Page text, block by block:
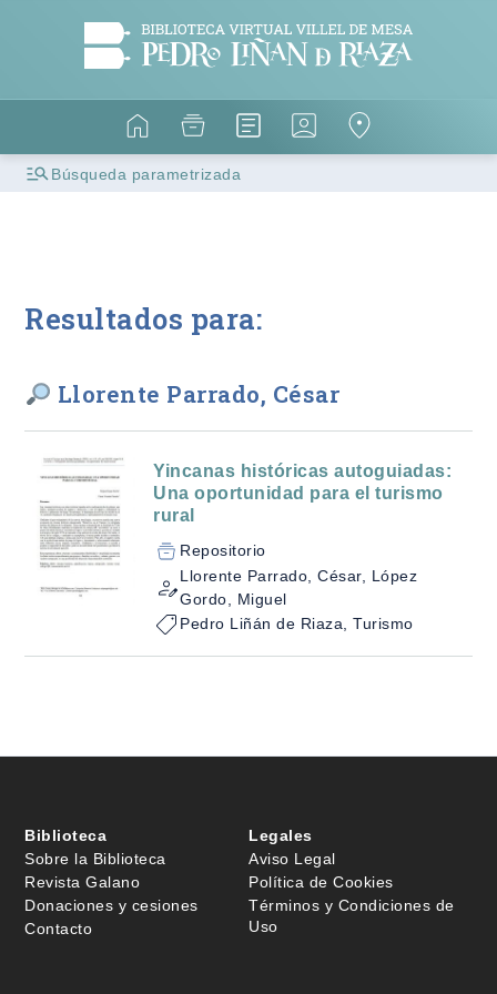
Búsqueda parametrizada
Resultados para:
Llorente Parrado, César
Yincanas históricas autoguiadas:
Una oportunidad para el turismo
rural
Repositorio
Llorente Parrado, César, López
Gordo, Miguel
Pedro Liñán de Riaza, Turismo
Biblioteca
Sobre la Biblioteca
Revista Galano
Donaciones y cesiones
Contacto
Legales
Aviso Legal
Política de Cookies
Términos y Condiciones de
Uso